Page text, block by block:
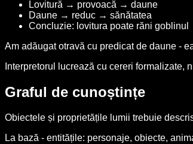
Lovitură → provoacă → daune
Daune → reduc → sănătatea
Concluzie: lovitura poate răni goblinul
Am adăugat otravă cu predicat de daune -
Interpretorul lucrează cu cereri formalizate,
Graful de cunoștințe
Obiectele și proprietățile lumii trebuie
La bază - entitățile: personaje, obiecte,